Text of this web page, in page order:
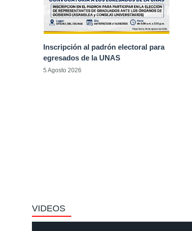
Inscripción al padrón electoral para
egresados de la UNAS
5 Agosto 2026
VIDEOS